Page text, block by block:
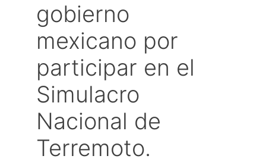
gobierno
mexicano por
participar en el
Simulacro
Nacional de
Terremoto.